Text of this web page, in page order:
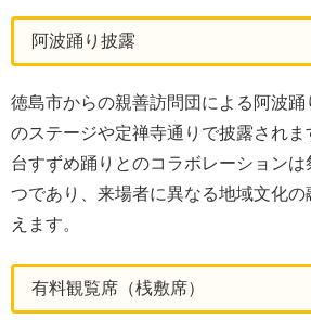
阿波踊り披露
徳島市からの親善訪問団による阿波踊
のステージや定禅寺通りで披露され
台すずめ踊りとのコラボレーション
つであり、来場者に異なる地域文化の
えます。
有料観覧席（桟敷席）